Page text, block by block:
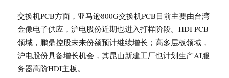
交换机PCB方面，亚马逊800G交换机PCB目前主要由台湾
金像电子供应，沪电股份近期也进入打样阶段。HDI PCB
领域，鹏鼎控股未来份额预计继续增长；高多层板领域，
沪电股份具备增长机会，其昆山新建工厂也计划生产AI服
务器高阶HDI主板。